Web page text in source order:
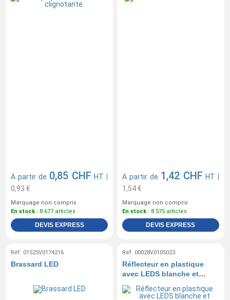
A partir de 0,85 CHF HT
0,93 €
Marquage non compris
En stock: 8 677 articles
DEVIS EXPRESS
A partir de 1,42 CHF HT
1,54 €
Marquage non compris
En stock: 8 575 articles
DEVIS EXPRESS
Réf. 01525V0174216
Brassard LED
Réf. 00028V0105023
Réflecteur en plastique
avec LEDS blanche et
rouge